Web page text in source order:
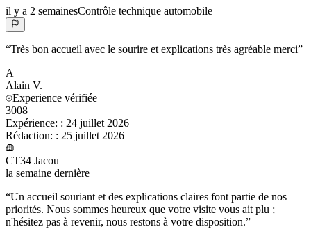
il y a 2 semainesContrôle technique automobile
“Très bon accueil avec le sourire et explications très agréable merci”
A
Alain V.
Experience vérifiée
3008
Expérience: : 24 juillet 2026
Rédaction: : 25 juillet 2026
CT34 Jacou
la semaine dernière
“Un accueil souriant et des explications claires font partie de nos
priorités. Nous sommes heureux que votre visite vous ait plu ;
n'hésitez pas à revenir, nous restons à votre disposition.”